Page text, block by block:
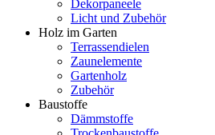
Dekorpaneele
Licht und Zubehör
Holz im Garten
Terrassendielen
Zaunelemente
Gartenholz
Zubehör
Baustoffe
Dämmstoffe